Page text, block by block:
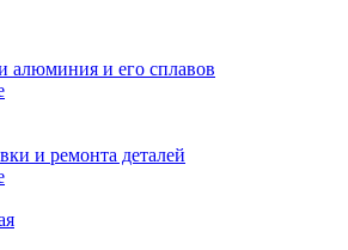
алюминия и его сплавов
и ремонта деталей